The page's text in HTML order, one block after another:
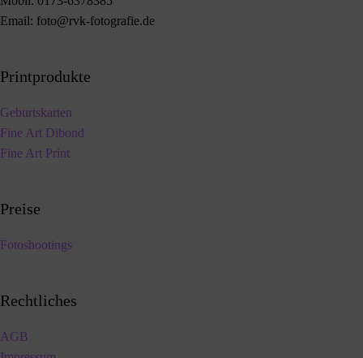
Email: foto@rvk-fotografie.de
Printprodukte
Geburtskarten
Fine Art Dibond
Fine Art Print
Preise
Fotoshootings
Rechtliches
AGB